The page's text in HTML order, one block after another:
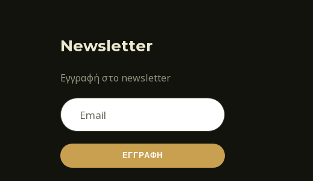
Newsletter
Εγγραφή στο newsletter
ΕΓΓΡΑΦΗ